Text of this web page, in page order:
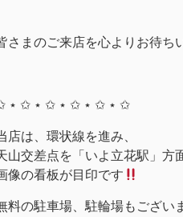
さまのご来店を心よりお待ち
⋆ ✩ ⋆ ✩ ⋆ ✩ ⋆ ✩ ⋆ ✩
店は、環状線を進み、
山交差点を「いよ立花駅」方
像の看板が目印です
料の駐車場、駐輪場もござい